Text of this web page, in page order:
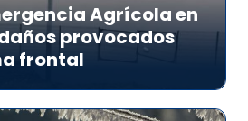
Agrícola en
provocados
frontal